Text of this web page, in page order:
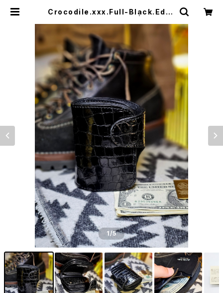
Crocodile.xxx.Full-Black.Editi
IDE LEATHER.CO
1/5